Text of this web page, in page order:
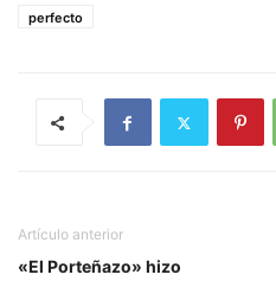
perfecto
Artículo anterior
«El Porteñazo» hizo